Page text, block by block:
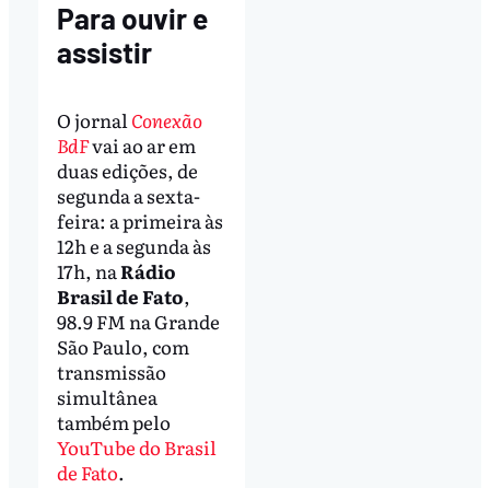
Para ouvir e
assistir
O jornalConexão
BdFvai ao ar em
duas edições, de
segunda a sexta-
feira: a primeira às
12h e a segunda às
17h, naRádio
Brasil de Fato,
98.9 FM na Grande
São Paulo, com
transmissão
simultânea
também pelo
YouTube do Brasil
de Fato.